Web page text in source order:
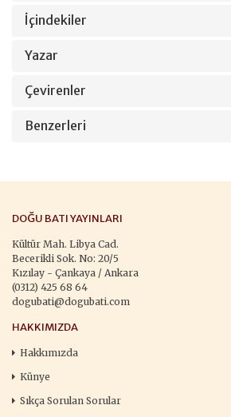
İçindekiler
Yazar
Çevirenler
Benzerleri
DOĞU BATI YAYINLARI
Kültür Mah. Libya Cad.
Becerikli Sok. No: 20/5
Kızılay - Çankaya / Ankara
(0312) 425 68 64
dogubati@dogubati.com
HAKKIMIZDA
Hakkımızda
Künye
Sıkça Sorulan Sorular